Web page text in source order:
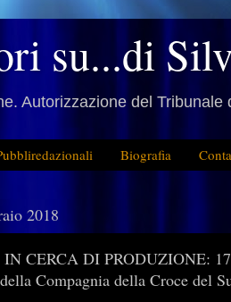
su...di
Autorizzazione del
Biografia
2018
CERCA DI PRODUZIONE:
Compagnia della Croce del